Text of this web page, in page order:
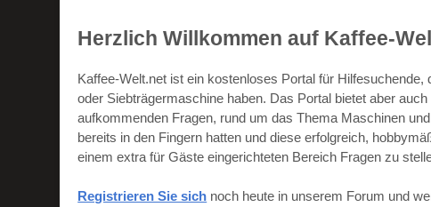
Herzlich Willkommen auf Kaffee-
Kaffee-Welt.net ist ein kostenloses Portal für
oder Siebträgermaschine haben. Das Portal bietet aber
aufkommenden Fragen, rund um das Thema Maschinen
bereits in den Fingern hatten und diese erfolgreich,
einem extra für Gäste eingerichteten Bereich Fragen zu
Registrieren Sie sich noch heute in unserem Forum und